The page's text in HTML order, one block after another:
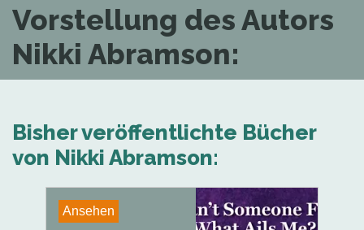
Vorstellung des Autors
Nikki Abramson:
Bisher veröffentlichte Bücher
von Nikki Abramson:
Ansehen